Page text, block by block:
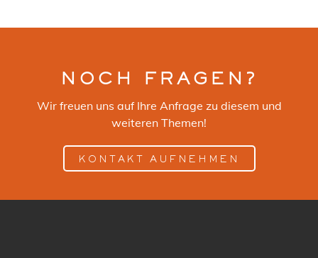
NOCH FRAGEN?
Wir freuen uns auf Ihre Anfrage zu diesem und
weiteren Themen!
KONTAKT AUFNEHMEN